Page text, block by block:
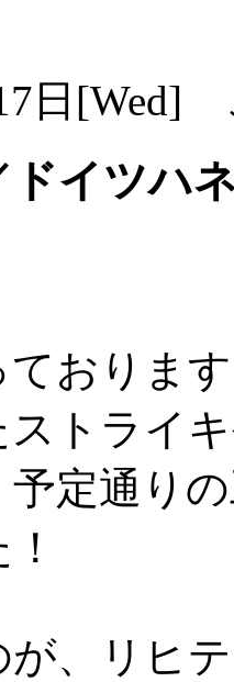
17日[Wed]
イツハ
おりま
トライ
予定通り
が、リヒ